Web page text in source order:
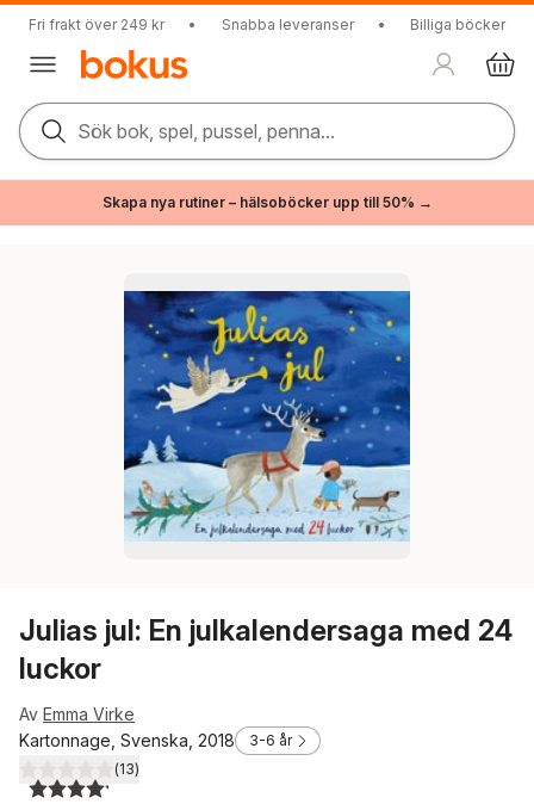
Fri frakt över 249 kr • Snabba leveranser • Billiga böcker
Sök bok, spel, pussel, penna...
Skapa nya rutiner – hälsoböcker upp till 50% →
Julias jul: En julkalendersaga med 24
luckor
Av Emma Virke
Kartonnage, Svenska, 2018
3-6 år
4,2utav 5 stjärnor. Totalt antal röster:
(13)